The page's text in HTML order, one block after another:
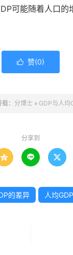
可能随着人口的
 赞(0)
： 分博士 » GDP与人均
分享到
  
的差异 人均GDP